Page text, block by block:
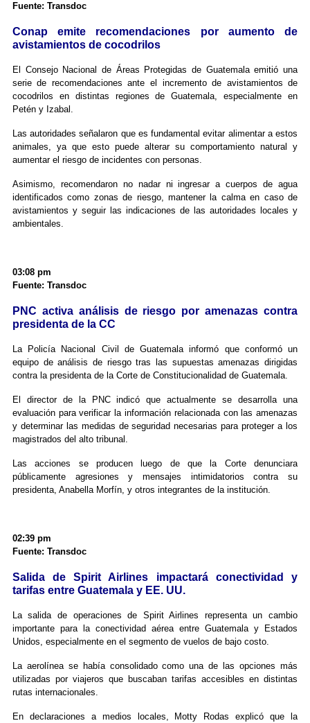
Fuente: Transdoc
Conap emite recomendaciones por aumento de
avistamientos de cocodrilos
El Consejo Nacional de Áreas Protegidas de Guatemala emitió una
serie de recomendaciones ante el incremento de avistamientos de
cocodrilos en distintas regiones de Guatemala, especialmente en
Petén y Izabal.
Las autoridades señalaron que es fundamental evitar alimentar a estos
animales, ya que esto puede alterar su comportamiento natural y
aumentar el riesgo de incidentes con personas.
Asimismo, recomendaron no nadar ni ingresar a cuerpos de agua
identificados como zonas de riesgo, mantener la calma en caso de
avistamientos y seguir las indicaciones de las autoridades locales y
ambientales.
03:08 pm
Fuente: Transdoc
PNC activa análisis de riesgo por amenazas contra
presidenta de la CC
La Policía Nacional Civil de Guatemala informó que conformó un
equipo de análisis de riesgo tras las supuestas amenazas dirigidas
contra la presidenta de la Corte de Constitucionalidad de Guatemala.
El director de la PNC indicó que actualmente se desarrolla una
evaluación para verificar la información relacionada con las amenazas
y determinar las medidas de seguridad necesarias para proteger a los
magistrados del alto tribunal.
Las acciones se producen luego de que la Corte denunciara
públicamente agresiones y mensajes intimidatorios contra su
presidenta, Anabella Morfín, y otros integrantes de la institución.
02:39 pm
Fuente: Transdoc
Salida de Spirit Airlines impactará conectividad y
tarifas entre Guatemala y EE. UU.
La salida de operaciones de Spirit Airlines representa un cambio
importante para la conectividad aérea entre Guatemala y Estados
Unidos, especialmente en el segmento de vuelos de bajo costo.
La aerolínea se había consolidado como una de las opciones más
utilizadas por viajeros que buscaban tarifas accesibles en distintas
rutas internacionales.
En declaraciones a medios locales, Motty Rodas explicó que la